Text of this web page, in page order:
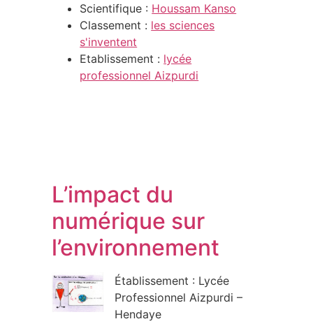
Scientifique : Houssam Kanso
Classement : les sciences
s'inventent
Etablissement : lycée
professionnel Aizpurdi
L’impact du
numérique sur
l’environnement
Établissement : Lycée
Professionnel Aizpurdi –
Hendaye